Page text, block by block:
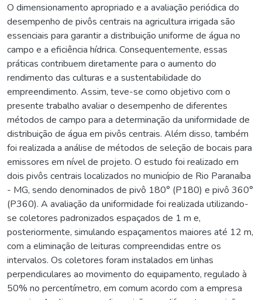
O dimensionamento apropriado e a avaliação periódica do
desempenho de pivôs centrais na agricultura irrigada são
essenciais para garantir a distribuição uniforme de água no
campo e a eficiência hídrica. Consequentemente, essas
práticas contribuem diretamente para o aumento do
rendimento das culturas e a sustentabilidade do
empreendimento. Assim, teve-se como objetivo com o
presente trabalho avaliar o desempenho de diferentes
métodos de campo para a determinação da uniformidade de
distribuição de água em pivôs centrais. Além disso, também
foi realizada a análise de métodos de seleção de bocais para
emissores em nível de projeto. O estudo foi realizado em
dois pivôs centrais localizados no município de Rio Paranaíba
- MG, sendo denominados de pivô 180° (P180) e pivô 360°
(P360). A avaliação da uniformidade foi realizada utilizando-
se coletores padronizados espaçados de 1 m e,
posteriormente, simulando espaçamentos maiores até 12 m,
com a eliminação de leituras compreendidas entre os
intervalos. Os coletores foram instalados em linhas
perpendiculares ao movimento do equipamento, regulado à
50% no percentímetro, em comum acordo com a empresa